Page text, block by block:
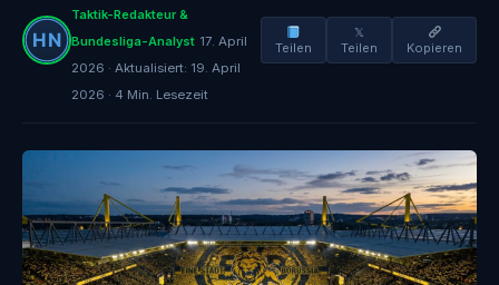
Taktik-Redakteur &
Bundesliga-Analyst 17. April
2026 · Aktualisiert: 19. April
2026 · 4 Min. Lesezeit
Teilen
𝕏
Teilen
Kopieren